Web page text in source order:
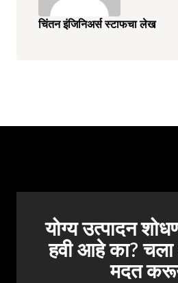
चिंतन इंजिनिअर्स स्टाफचा लेख
योग्य उत्पादन
हवी आहे का? चला
मदत